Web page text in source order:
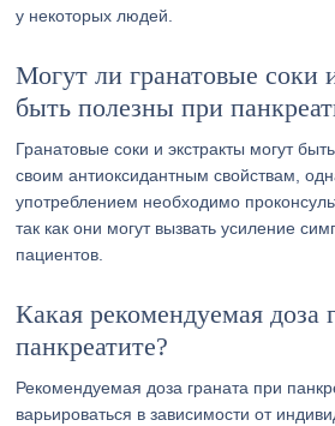
у некоторых людей.
Могут ли гранатовые соки
быть полезны при
Гранатовые соки и экстракты могут
своим антиоксидантным свойствам,
употреблением необходимо
так как они могут вызвать усиление
пациентов.
Какая рекомендуемая доза
панкреатите?
Рекомендуемая доза граната при
варьироваться в зависимости от